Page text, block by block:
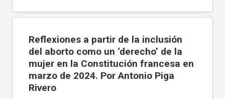
Reflexiones a partir de la inclusión
del aborto como un ‘derecho’ de la
mujer en la Constitución francesa en
marzo de 2024. Por Antonio Piga
Rivero